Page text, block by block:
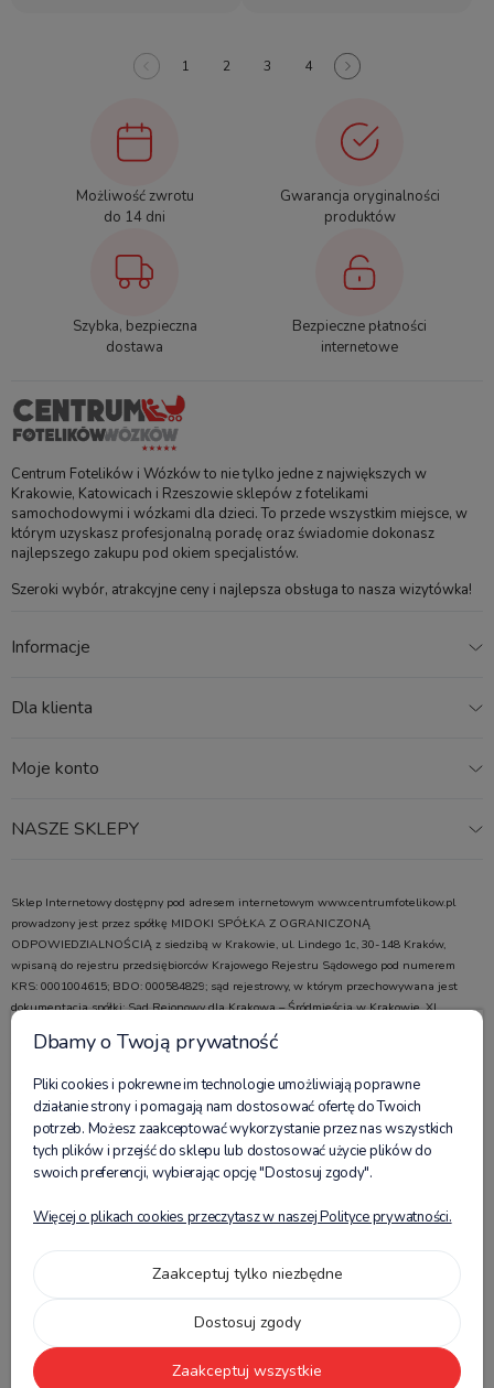
1 2 3 4
Możliwość zwrotu
do 14 dni
Gwarancja oryginalności
produktów
Szybka, bezpieczna
dostawa
Bezpieczne płatności
internetowe
Centrum Fotelików i Wózków to nie tylko jedne z największych w
Krakowie, Katowicach i Rzeszowie sklepów z fotelikami
samochodowymi i wózkami dla dzieci. To przede wszystkim miejsce, w
którym uzyskasz profesjonalną poradę oraz świadomie dokonasz
najlepszego zakupu pod okiem specjalistów.
Szeroki wybór, atrakcyjne ceny i najlepsza obsługa to nasza wizytówka!
Informacje
Dla klienta
Moje konto
NASZE SKLEPY
Sklep Internetowy dostępny pod adresem internetowym www.centrumfotelikow.pl
prowadzony jest przez spółkę MIDOKI SPÓŁKA Z OGRANICZONĄ
ODPOWIEDZIALNOŚCIĄ z siedzibą w Krakowie, ul. Lindego 1c, 30-148 Kraków,
wpisaną do rejestru przedsiębiorców Krajowego Rejestru Sądowego pod numerem
KRS: 0001004615; BDO: 000584829; sąd rejestrowy, w którym przechowywana jest
dokumentacja spółki: Sąd Rejonowy dla Krakowa – Śródmieścia w Krakowie, XI
100 000,00 zł; NIP 6772486997, REGON 523755854, adres poczty elektronicznej:
307 11 88 (tel. stacjonarny). Adres do korespondencji: Midoki Sp. z o.o., ul. Lindego 1c,
30-148 Kraków.
Obserwuj nas:
Płatności:
Znajdziesz nas na:
Dbamy o Twoją prywatność
Pliki cookies i pokrewne im technologie umożliwiają poprawne
działanie strony i pomagają nam dostosować ofertę do Twoich
potrzeb. Możesz zaakceptować wykorzystanie przez nas wszystkich
tych plików i przejść do sklepu lub dostosować użycie plików do
swoich preferencji, wybierając opcję "Dostosuj zgody".
Więcej o plikach cookies przeczytasz w naszej Polityce prywatności.
Zaakceptuj tylko niezbędne
Dostosuj zgody
Zaakceptuj wszystkie